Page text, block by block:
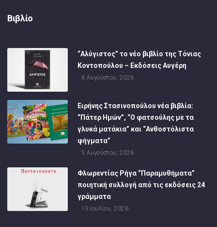
Βιβλίο
“Αλύγιστος” το νέο βιβλίο της Τόνιας
Κοντοπούλου – Εκδόσεις Αυγέρη
6 Αυγούστου, 2026
Ειρήνης Στασινοπούλου νέα βιβλία:
“Πάτερ Ημών”, “Ο φατσούλης με τα
γλυκά ματάκια” και “Ανθοστόλιστα
ψήγματα”
5 Αυγούστου, 2026
Φλωρεντίας Ρήγα “Παραμυθήματα”
ποιητική συλλογή από τις εκδόσεις 24
γράμματα
19 Ιουλίου, 2026